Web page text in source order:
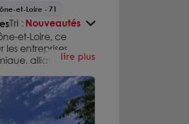
et-Loire - 71
Tri : Nouveautés
et-Loire, ce
entreprises
alliant
entreprise.
lire plus